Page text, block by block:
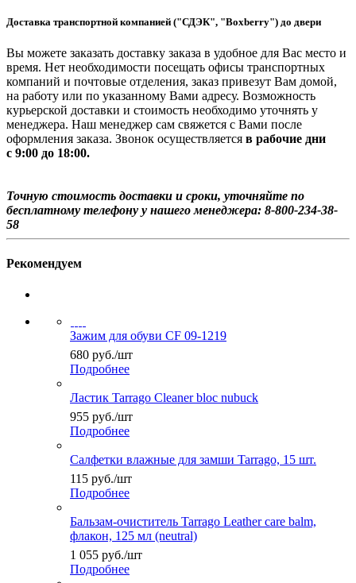
Доставка транспортной компанией ("СДЭК", "Boxberry") до двери
Вы можете заказать доставку заказа в удобное для Вас место и
время. Нет необходимости посещать офисы транспортных
компаний и почтовые отделения, заказ привезут Вам домой,
на работу или по указанному Вами адресу. Возможность
курьерской доставки и стоимость необходимо уточнять у
менеджера. Наш менеджер сам свяжется с Вами после
оформления заказа. Звонок осуществляется в рабочие дни
с 9:00 до 18:00.
Точную стоимость доставки и сроки, уточняйте по
бесплатному телефону у нашего менеджера: 8-800-234-38-
58
Рекомендуем
Зажим для обуви CF 09-1219
680 руб./шт
Подробнее
Ластик Tarrago Cleaner bloc nubuck
955 руб./шт
Подробнее
Салфетки влажные для замши Tarrago, 15 шт.
115 руб./шт
Подробнее
Бальзам-очиститель Tarrago Leather care balm,
флакон, 125 мл (neutral)
1 055 руб./шт
Подробнее